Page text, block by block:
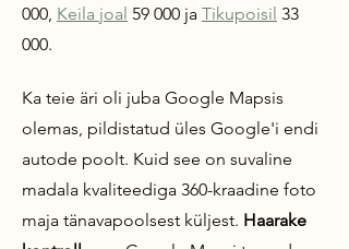
000, Keila joal 59 000 ja Tikupoisil 33
000.
Ka teie äri oli juba Google Mapsis
olemas, pildistatud üles Google'i endi
autode poolt. Kuid see on suvaline
madala kvaliteediga 360-kraadine foto
maja tänavapoolsest küljest. Haarake